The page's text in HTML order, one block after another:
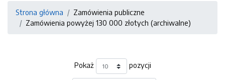
Strona główna
Zamówienia publiczne
Zamówienia powyżej 130 000 złotych (archiwalne)
Pokaż pozycji